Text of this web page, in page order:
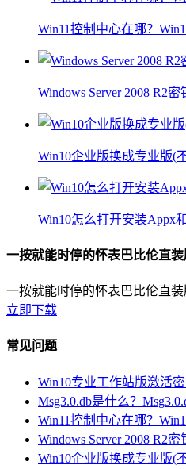
Win11控制中心在哪？
Windows Server 2008 R2
Win10企业版换成专业版(
Win10怎么打开安装Appx
一按就能时停的怀表巴比伦直装
一按就能时停的怀表巴比伦直
立即下载
常见问题
Win10专业工作站版激活
Msg3.0.db是什么？
Win11控制中心在哪？
Windows Server 2008 R2
Win10企业版换成专业版(